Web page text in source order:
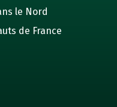
le Nord
de France